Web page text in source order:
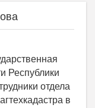
Республики
отдела
в